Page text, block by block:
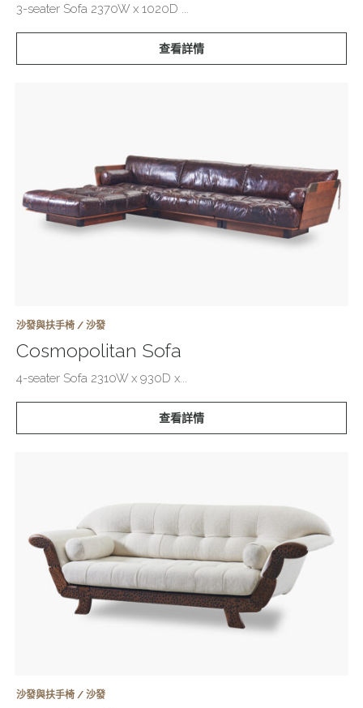
3-seater Sofa 2370W x 1020D ...
查看詳情
沙發與扶手椅 / 沙發
Cosmopolitan Sofa
4-seater Sofa 2310W x 930D x...
查看詳情
沙發與扶手椅 / 沙發